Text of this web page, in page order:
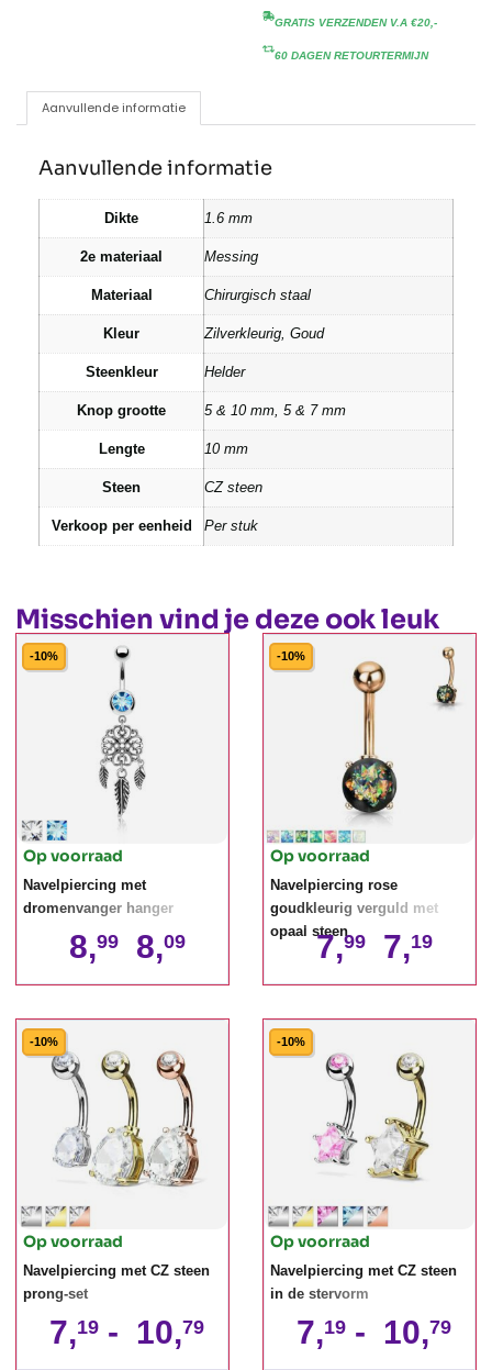
GRATIS VERZENDEN V.A €20,-
60 DAGEN RETOURTERMIJN
Aanvullende informatie
Aanvullende informatie
Dikte 1.6 mm
2e materiaal Messing
Materiaal Chirurgisch staal
Kleur Zilverkleurig, Goud
Steenkleur Helder
Knop grootte 5 & 10 mm, 5 & 7 mm
Lengte 10 mm
Steen CZ steen
Verkoop per eenheid Per stuk
Misschien vind je deze ook leuk
-10%
Op voorraad
Navelpiercing met
dromenvanger hanger
8,99 8,09
-10%
Op voorraad
Navelpiercing rose
goudkleurig verguld met
opaal steen
7,99 7,19
-10%
Op voorraad
Navelpiercing met CZ steen
prong-set
7,19 - 10,79
-10%
Op voorraad
Navelpiercing met CZ steen
in de stervorm
7,19 - 10,79